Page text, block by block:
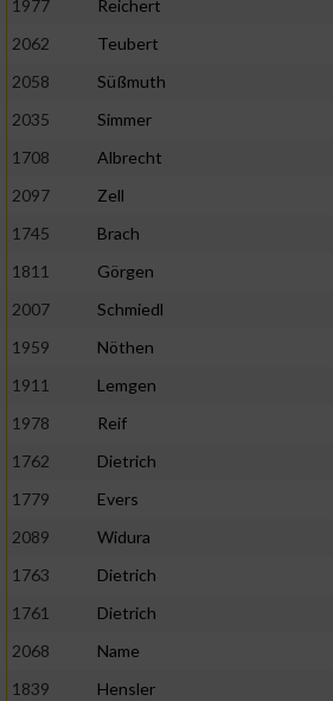
1977
Reichert
2062
Teubert
2058
Süßmuth
2035
Simmer
1708
Albrecht
2097
Zell
1745
Brach
1811
Görgen
2007
Schmiedl
1959
Nöthen
1911
Lemgen
1978
Reif
1762
Dietrich
1779
Evers
2089
Widura
1763
Dietrich
1761
Dietrich
2068
Name
1839
Hensler
Verwendung reduzierter Daten zur
von Werbeanzeigen
Erstellung von Profilen für
Werbung
personalisierter Werbung
von Inhalten
personalisierter Inhalte
Messung der Werbeleistung
Analyse von Zielgruppen durch
oder Kombinationen von Daten aus
verschiedenen Quellen